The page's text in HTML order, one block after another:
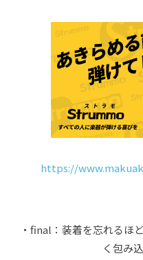
https://
・final：装着を忘れるほ
く包み